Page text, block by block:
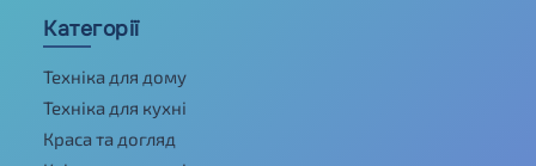
Категорії
Техніка для дому
Техніка для кухні
Краса та догляд